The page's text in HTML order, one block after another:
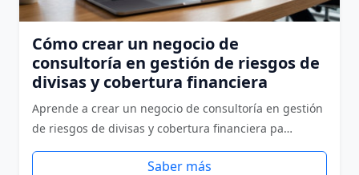
Cómo crear un negocio de
consultoría en gestión de riesgos de
divisas y cobertura financiera
Aprende a crear un negocio de consultoría en gestión
de riesgos de divisas y cobertura financiera pa…
Saber más